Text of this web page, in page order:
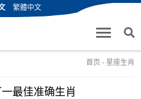
繁體中文
首页 - 星座生肖
一最佳准确生肖